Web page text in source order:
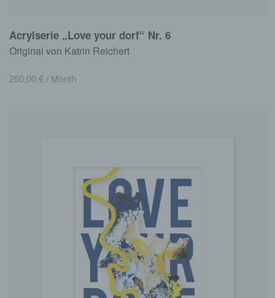
Acrylserie „Love your dorf“ Nr. 6
Original von Katrin Reichert
250,00€/ Month